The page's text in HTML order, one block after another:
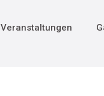
Veranstaltungen